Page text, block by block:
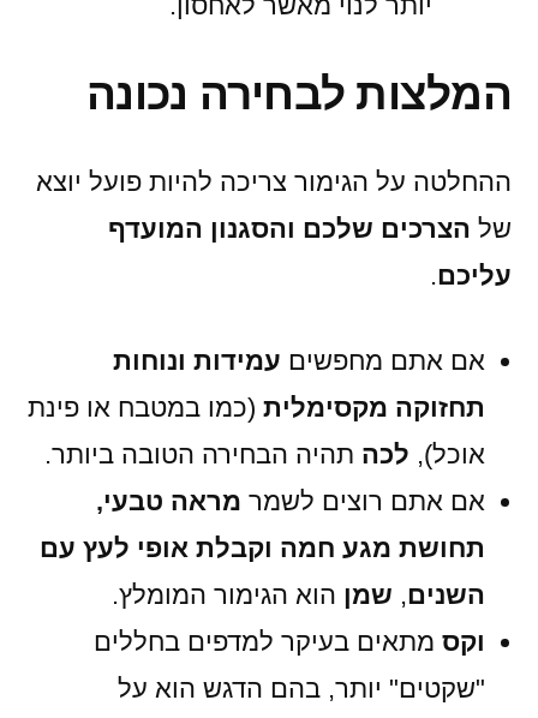
המלצות לבחירה נכונה
ההחלטה על הגימור צריכה להיות פועל יוצא
של הצרכים שלכם והסגנון המועדף
עליכם.
אם אתם מחפשים עמידות ונוחות
תחזוקה מקסימלית (כמו במטבח או פינת
אוכל), לכה תהיה הבחירה הטובה ביותר.
אם אתם רוצים לשמר מראה טבעי,
תחושת מגע חמה וקבלת אופי לעץ עם
השנים, שמן הוא הגימור המומלץ.
וקס מתאים בעיקר למדפים בחללים
"שקטים" יותר, בהם הדגש הוא על